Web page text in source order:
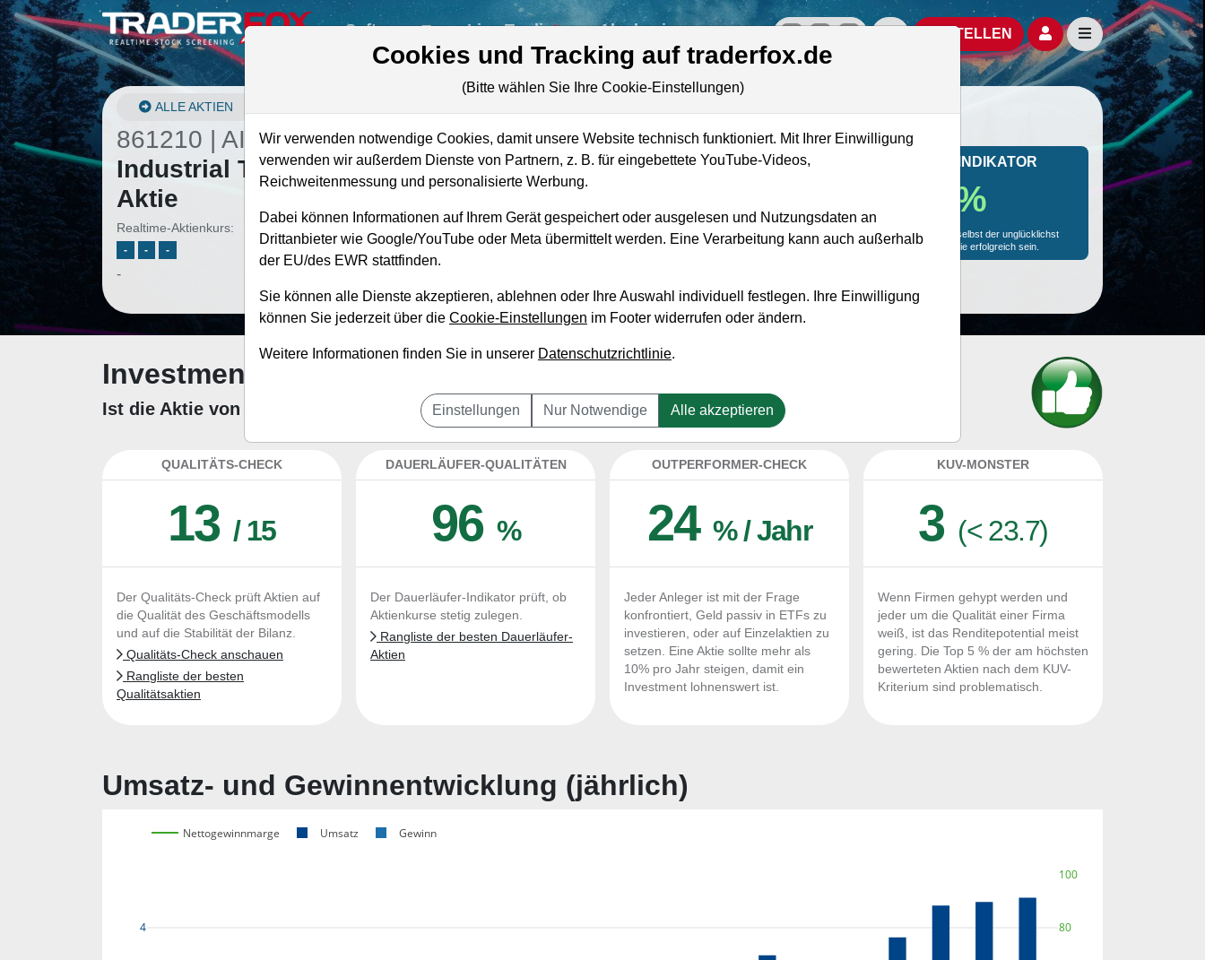
Software Live-Trading Akademie offizielle Social Media-AccountsAktien- und Artikelsuche öffnen
BESTELLEN Seitennavigation
ALLE AKTIEN
861210 | AIT–Applied
Industrial Technologies
Aktie
Realtime-Aktienkurs:
- - -
-
Marktkapitalisierung 13,30 Mrd. USD
Umsatz 4,56 Mrd. USD
MONKEY-TRADER INDIKATOR
78.7 %
Mit 78.7 % Wahrscheinlichkeit wird selbst der unglücklichst
agierende Trader mit dieser Aktie erfolgreich sein.
Investment-Check: Kaufempfehlung?
Ist die Aktie von Applied Industrial Technologies zum Kaufen und Liegenlassen geeignet?
QUALITÄTS-CHECK
13/ 15
Der Qualitäts-Check prüft Aktien auf
die Qualität des Geschäftsmodells
und auf die Stabilität der Bilanz.
Qualitäts-Check anschauen
Rangliste der besten
Qualitätsaktien
DAUERLÄUFER-QUALITÄTEN
96 %
Der Dauerläufer-Indikator prüft, ob
Aktienkurse stetig zulegen.
Rangliste der besten Dauerläufer-
Aktien
OUTPERFORMER-CHECK
24 % / Jahr
Jeder Anleger ist mit der Frage
konfrontiert, Geld passiv in ETFs zu
investieren, oder auf Einzelaktien zu
setzen. Eine Aktie sollte mehr als
10% pro Jahr steigen, damit ein
Investment lohnenswert ist.
KUV-MONSTER
3 (< 23.7)
Wenn Firmen gehypt werden und
jeder um die Qualität einer Firma
weiß, ist das Renditepotential meist
gering. Die Top 5 % der am höchsten
bewerteten Aktien nach dem KUV-
Kriterium sind problematisch.
Umsatz- und Gewinnentwicklung (jährlich)
4 80
100
Nettogewinnmarge Umsatz Gewinn
Cookies und Tracking auf traderfox.de
(Bitte wählen Sie Ihre Cookie-Einstellungen)
Wir verwenden notwendige Cookies, damit unsere Website technisch funktioniert. Mit Ihrer Einwilligung
verwenden wir außerdem Dienste von Partnern, z. B. für eingebettete YouTube-Videos,
Reichweitenmessung und personalisierte Werbung.
Dabei können Informationen auf Ihrem Gerät gespeichert oder ausgelesen und Nutzungsdaten an
Drittanbieter wie Google/YouTube oder Meta übermittelt werden. Eine Verarbeitung kann auch außerhalb
der EU/des EWR stattfinden.
Sie können alle Dienste akzeptieren, ablehnen oder Ihre Auswahl individuell festlegen. Ihre Einwilligung
können Sie jederzeit über die Cookie-Einstellungen im Footer widerrufen oder ändern.
Weitere Informationen finden Sie in unserer Datenschutzrichtlinie.
Einstellungen Nur Notwendige Alle akzeptieren